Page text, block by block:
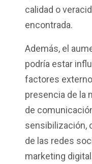
calidad o
encontrada.
Además, el
podría estar
factores
presencia de la
de
sensibilización,
de las redes
marketing